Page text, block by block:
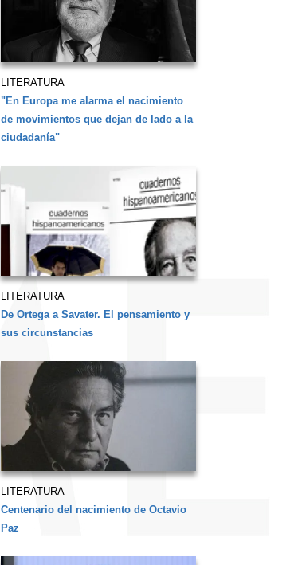
LITERATURA
"En Europa me alarma el nacimiento
de movimientos que dejan de lado a la
ciudadanía"
LITERATURA
De Ortega a Savater. El pensamiento y
sus circunstancias
LITERATURA
Centenario del nacimiento de Octavio
Paz